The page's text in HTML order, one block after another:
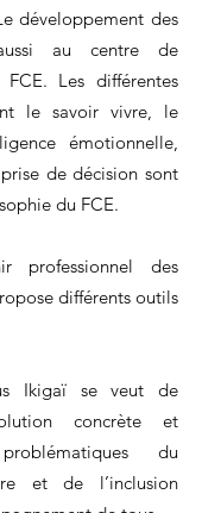
développement des
au centre de
FCE. Les différentes
le savoir vivre, le
émotionnelle,
de décision sont
du FCE.
professionnel des
différents outils
Ikigaï se veut de
concrète et
du
et de l’inclusion